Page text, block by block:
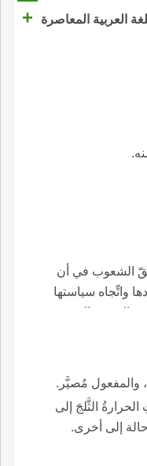
العربية المعاصرة +
الشعوب في أن
واتِّجاه سياستها
الرجوع إلى
والمفعول مُصيَّر.
الثَّلجَ إلى
إلى أخرى.